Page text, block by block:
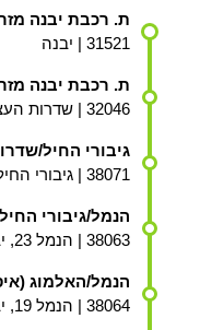
ת. רכבת יבנה
31521 | יבנה
ת. רכבת יבנה
32046 | שדרות העצמאות, יבנה
גיבורי החיל/
38071 | גיבורי החיל, יבנה
הנמל/גיבורי
38063 | הנמל 23, יבנה
הנמל/האלמוג
38064 | הנמל 19, יבנה